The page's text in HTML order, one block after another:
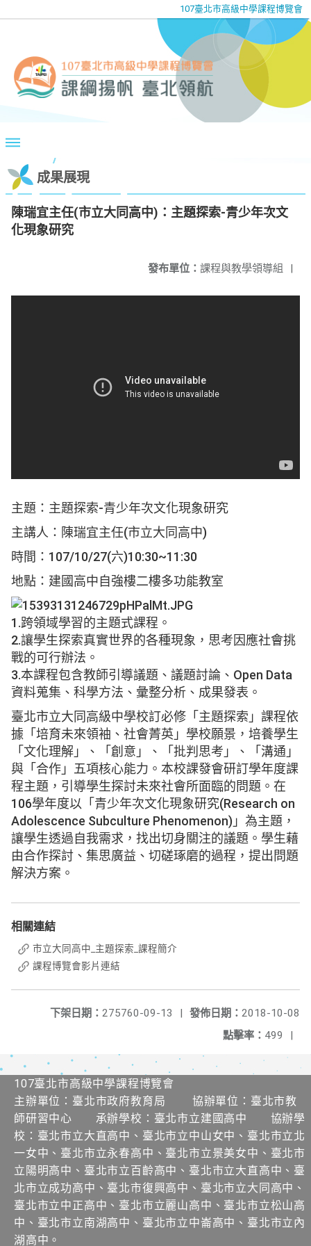
107臺北市高級中學課程博覽會
成果展現
陳瑞宜主任(市立大同高中)：主題探索-青少年次文
化現象研究
發布單位： 課程與教學領導組 |
主題：主題探索-青少年次文化現象研究
主講人：陳瑞宜主任(市立大同高中)
時間：107/10/27(六)10:30~11:30
地點：建國高中自強樓二樓多功能教室
1.跨領域學習的主題式課程。
2.讓學生探索真實世界的各種現象，思考因應社會挑
戰的可行辦法。
3.本課程包含教師引導議題、議題討論、Open Data
資料蒐集、科學方法、彙整分析、成果發表。
臺北市立大同高級中學校訂必修「主題探索」課程依
據「培育未來領袖、社會菁英」學校願景，培養學生
「文化理解」、「創意」、「批判思考」、「溝通」
與「合作」五項核心能力。本校課發會研訂學年度課
程主題，引導學生探討未來社會所面臨的問題。在
106學年度以「青少年次文化現象研究(Research on
Adolescence Subculture Phenomenon)」為主題，
讓學生透過自我需求，找出切身關注的議題。學生藉
由合作探討、集思廣益、切磋琢磨的過程，提出問題
解決方案。
相關連結
市立大同高中_主題探索_課程簡介
課程博覽會影片連結
發佈日期： 2018-10-08
下架日期： 275760-09-13
|
點擊率： 499 |
107臺北市高級中學課程博覽會
主辦單位：臺北市政府教育局 協辦單位：臺北市教
師研習中心 承辦學校：臺北市立建國高中 協辦學
校：臺北市立大直高中、臺北市立中山女中、臺北市立北
一女中、臺北市立永春高中、臺北市立景美女中、臺北市
立陽明高中、臺北市立百齡高中、臺北市立大直高中、臺
北市立成功高中、臺北市復興高中、臺北市立大同高中、
臺北市立中正高中、臺北市立麗山高中、臺北市立松山高
中、臺北市立南湖高中、臺北市立中崙高中、臺北市立內
湖高中。